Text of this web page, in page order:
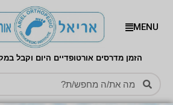
MENU
הזמן מדרסים אורטופדיים היום וקבל